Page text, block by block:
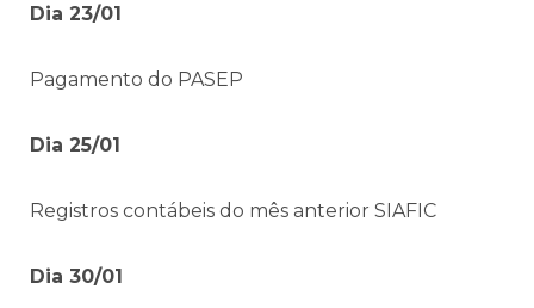
Dia 23/01
Pagamento do PASEP
Dia 25/01
Registros contábeis do mês anterior SIAFIC
Dia 30/01